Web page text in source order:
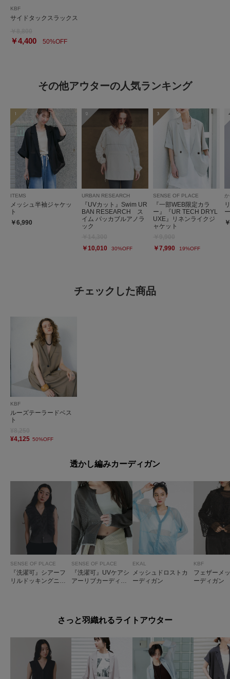
KBF
サイドタックスラックス
￥4,400 50%OFF
その他アウターの人気ランキング
1
ITEMS
メッシュ半袖ジャケッ
ト
￥6,990
2
URBAN RESEARCH
『UVカット』Swim UR
BAN RESEARCH ス
イム パッカブルアノラ
ック
￥10,010
30%OFF
3
SENSE OF PLACE
『一部WEB限定カラ
ー』『UR TECH DRYL
UXE』リネンライクジ
ャケット
￥7,990
19%OFF
チェックした商品
KBF
ルーズテーラードベス
ト
¥4,125 50%OFF
透かし編みカーディガン
SENSE OF PLACE
『洗濯可』シアーフ
リルドッキングニッ
SENSE OF PLACE
『洗濯可』UVケアシ
アーリブカーディガ
EKAL
メッシュドロストカ
ーディガン
KBF
フェザーメ
ーディガン
さっと羽織れるライトアウター